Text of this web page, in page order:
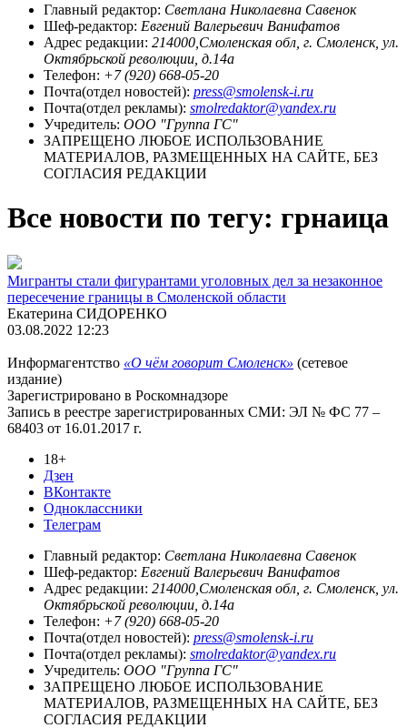
Главный редактор: Светлана Николаевна Савенок
Шеф-редактор: Евгений Валерьевич Ванифатов
Адрес редакции: 214000,Смоленская обл, г. Смоленск, ул.
Октябрьской революции, д.14а
Телефон: +7 (920) 668-05-20
Почта(отдел новостей): press@smolensk-i.ru
Почта(отдел рекламы): smolredaktor@yandex.ru
Учредитель: ООО "Группа ГС"
ЗАПРЕЩЕНО ЛЮБОЕ ИСПОЛЬЗОВАНИЕ
МАТЕРИАЛОВ, РАЗМЕЩЕННЫХ НА САЙТЕ, БЕЗ
СОГЛАСИЯ РЕДАКЦИИ
Все новости по тегу: грнаица
Мигранты стали фигурантами уголовных дел за незаконное
пересечение границы в Смоленской области
Екатерина СИДОРЕНКО
03.08.2022 12:23
Информагентство «О чём говорит Смоленск» (сетевое
издание)
Зарегистрировано в Роскомнадзоре
Запись в реестре зарегистрированных СМИ: ЭЛ № ФС 77 –
68403 от 16.01.2017 г.
18+
Дзен
ВКонтакте
Одноклассники
Телеграм
Главный редактор: Светлана Николаевна Савенок
Шеф-редактор: Евгений Валерьевич Ванифатов
Адрес редакции: 214000,Смоленская обл, г. Смоленск, ул.
Октябрьской революции, д.14а
Телефон: +7 (920) 668-05-20
Почта(отдел новостей): press@smolensk-i.ru
Почта(отдел рекламы): smolredaktor@yandex.ru
Учредитель: ООО "Группа ГС"
ЗАПРЕЩЕНО ЛЮБОЕ ИСПОЛЬЗОВАНИЕ
МАТЕРИАЛОВ, РАЗМЕЩЕННЫХ НА САЙТЕ, БЕЗ
СОГЛАСИЯ РЕДАКЦИИ